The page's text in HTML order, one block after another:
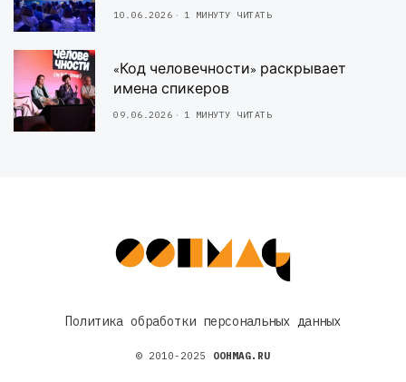
10.06.2026 1 МИНУТУ ЧИТАТЬ
«Код человечности» раскрывает
имена спикеров
09.06.2026 1 МИНУТУ ЧИТАТЬ
Политика обработки персональных данных
© 2010-2025 OOHMAG.RU